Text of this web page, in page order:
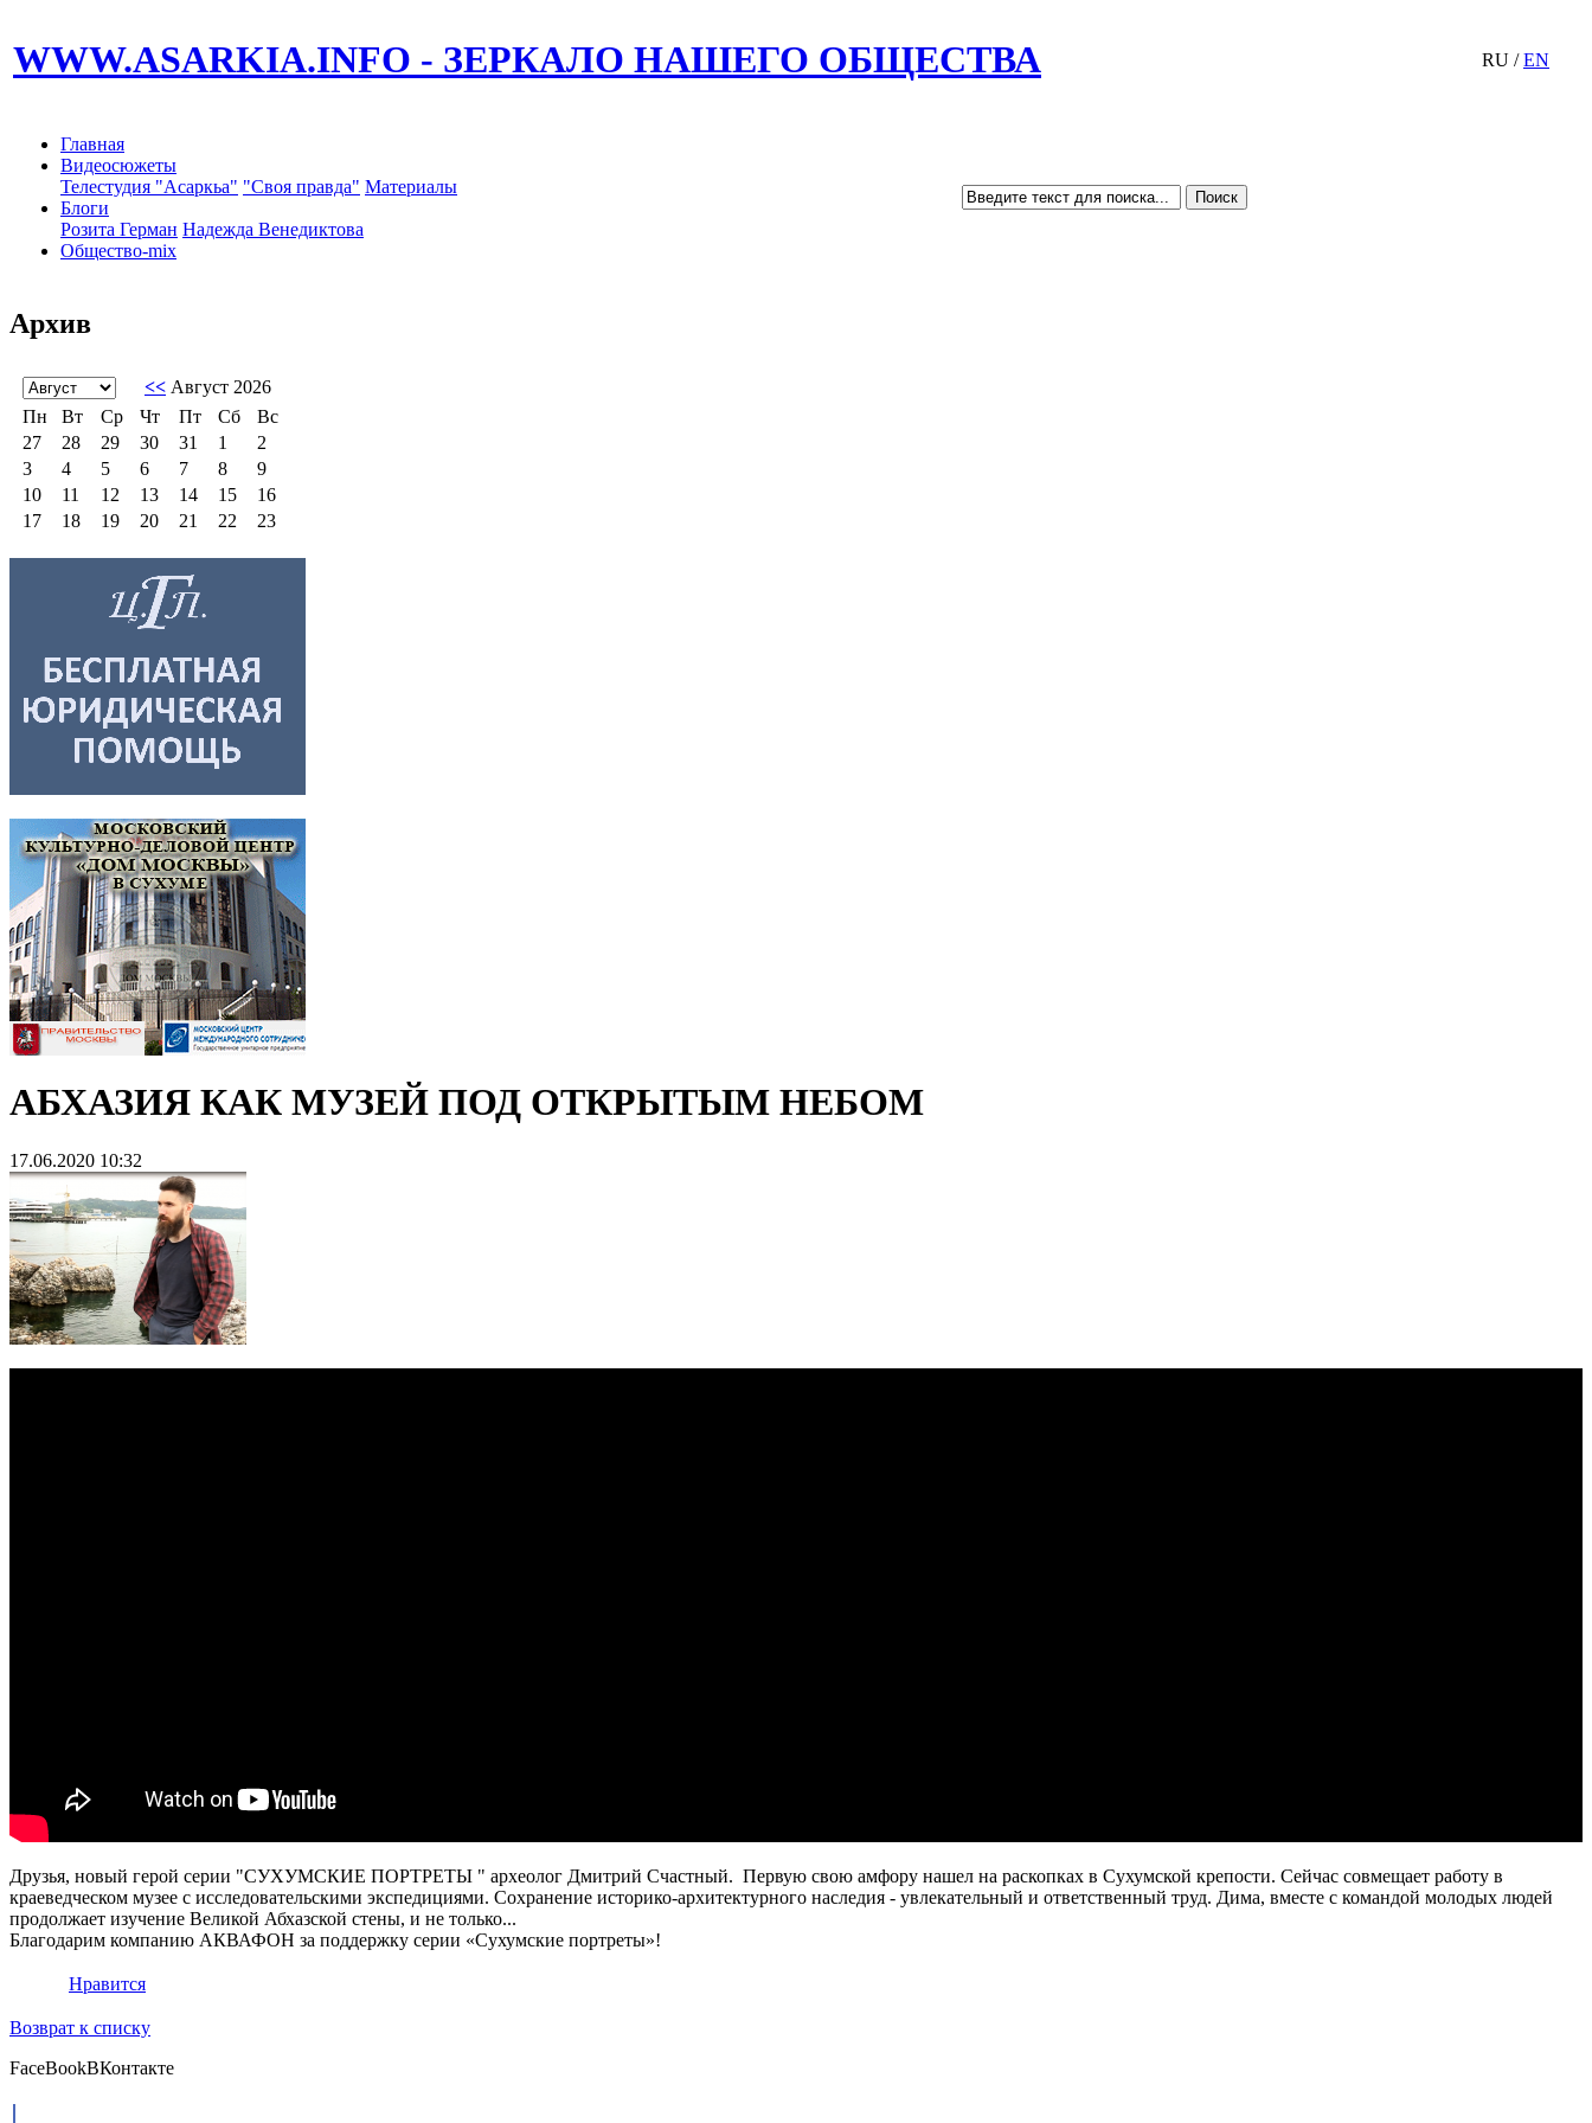
WWW.ASARKIA.INFO - ЗЕРКАЛО НАШЕГО ОБЩЕСТВА RU /EN
Главная
Видеосюжеты
Телестудия "Асаркьа" "Своя правда" Материалы
Блоги
Розита Герман Надежда Венедиктова
Общество-mix
Архив
АБХАЗИЯ КАК МУЗЕЙ ПОД ОТКРЫТЫМ НЕБОМ
17.06.2020 10:32
Друзья, новый герой серии "СУХУМСКИЕ ПОРТРЕТЫ " археолог Дмитрий Счастный. Первую свою амфору нашел на раскопках в Сухумской крепости. Сейчас совмещает работу в
краеведческом музее с исследовательскими экспедициями. Сохранение историко-архитектурного наследия - увлекательный и ответственный труд. Дима, вместе с командой молодых людей
продолжает изучение Великой Абхазской стены, и не только...
Благодарим компанию АКВАФОН за поддержку серии «Сухумские портреты»!
Нравится
Возврат к списку
FaceBookВКонтакте